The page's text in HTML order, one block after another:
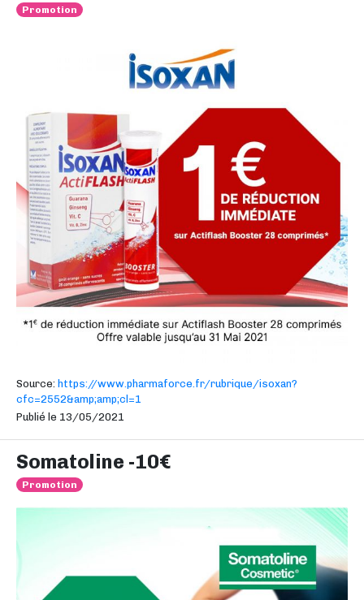
Promotion
Source: https://www.pharmaforce.fr/rubrique/isoxan?
cfc=2552&amp;amp;cl=1
Publié le 13/05/2021
Somatoline -10€
Promotion